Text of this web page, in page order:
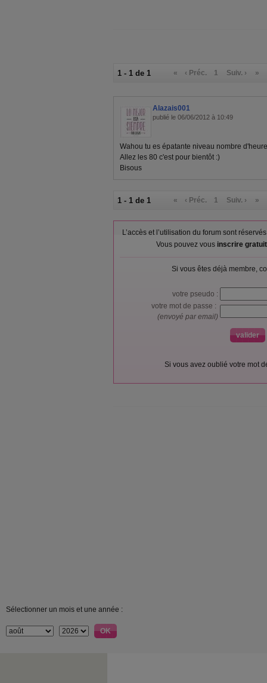
1 - 1 de 1 « ‹ Préc. 1 Suiv. › »
Alazais001
publié le 06/06/2012 à 10:49
Wahou tu es épatante niveau nombre
Allez les 80 c'est pour bientôt :)
Bisous
1 - 1 de 1 « ‹ Préc. 1 Suiv. › »
L’accès et l’utilisation du forum sont
Vous pouvez vous inscrire
Si vous êtes déjà membre,
votre pseudo :
votre mot de passe :
(envoyé par email)
Si vous avez oublié votre mot
Sélectionner un mois et une année :